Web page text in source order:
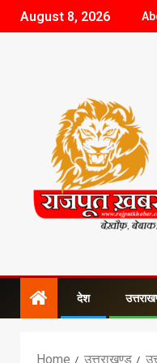
August 8, 2026
देश
Home उत्तराखण्ड